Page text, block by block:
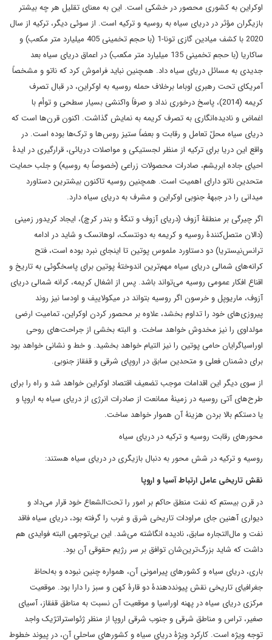
اوکراین به کشوری محصور در خشکی است. این به معنای تقلیل هر چه بیشتر
بازیگران مؤثر در دریای سیاه به روسیه و ترکیه است. از سوئی دیگر، ترکیه از سال
2020 با کشف میادین گازی تونا-1 (با حجم تخمینی 405 میلیارد متر مکعب) و
ساکاریا (با حجم تخمینی 135 میلیارد متر مکعب) در اعماق دریای سیاه بعد
جدیدی به مسائل دریای سیاه داد. همچنین نباید فراموش کرد که ناتو و مشخصاً
آمریکای تحت رهبری اوباما برخلاف حمله روسیه به اوکراین، در قبال تصرف
کریمه (2014)، پاسخ درخوری نداد و صرفاً واکنشی بسیار سطحی و توأم با
اغماض و نادیده‌انگاری به تصرف کریمه به نمایش گذاشت. اکنون قرن‌ها است که
دریای سیاه محلّ تعامل و رقابت و بعضاً ستیز روس‌ها و ترک‌ها بوده است. در
واقع این دریا برای ترکیه از منظر لجستیکی و مواصلات دریائی، قرارگیری در ایدۀ
احیای جاده ابریشم، صادرات محصولات زراعی (خصوصاً به روسیه) و جلب حمایت
متحدین ناتو دارای اهمیت است. همچنین روسیه تاکنون بیشترین دستاورد
میدانی را در جبهۀ جنوبی اوکراین و مشرف به دریای سیاه دارد.
اگر چیرگی بر منطقۀ آزوف (دریای آزوف و تنگۀ و بندر کرچ)، ایجاد کریدور زمینی
(دالان متصل‌کنندۀ روسیه و کریمه به دونتسک، لوهانسک و شاید در ادامه
ترانس‌نیستریا) دو دستاورد ملموس پوتین تا اینجای نبرد بوده است، فتح
کرانه‌های شمالی دریای سیاه مهم‌ترین اندوختۀ پوتین برای پاسخگوئی به تاریخ و
اقناع افکار عمومی روسیه می‌تواند باشد. پس از اشغال کریمه، کرانه شمالی دریای
آزوف، ماریوپل و خرسون اگر روسیه بتواند در میکولاییف و اودسا نیز روند
پیروزی‌های خود را تداوم بخشد، علاوه بر محصور کردن اوکراین، تمامیت ارضی
مولداوی را نیز مخدوش خواهد ساخت. و البته بخشی از جراحت‌های روحی
اوراسیاگرایان حامی پوتین را نیز التیام خواهد بخشید. و خط و نشانی خواهد بود
برای دشمنان فعلی و متحدین سابق در اروپای شرقی و قفقاز جنوبی.
از سوی دیگر این اقدامات موجب تضعیف اقتصاد اوکراین خواهد شد و راه را برای
طرح‌های آتی روسیه در زمینۀ ممانعت از صادرات انرژی از دریای سیاه به اروپا و
یا دستکم بالا بردن هزینۀ آن هموار خواهد ساخت.
محورهای رقابت روسیه و ترکیه در دریای سیاه
روسیه و ترکیه در شش محور به دنبال بازیگری در دریای سیاه هستند:
نقش تاریخی عامل ارتباط آسیا و اروپا
در قرن بیستم که نفت منطق حاکم بر امور را تحت‌الشعاع خود قرار می‌داد و
دیواری آهنین جای مراودات تاریخی شرق و غرب را گرفته بود، دریای سیاه فاقد
نفت و مال‌التجاره سابق، نادیده انگاشته می‌شد. این بی‌توجهی البته فوایدی هم
داشت که شاید بزرگ‌ترین‌شان توافق بر سر رژیم حقوقی آن بود.
باری، دریای سیاه و کشورهای پیرامونی آن، همواره چنین نبوده و به‌لحاظ
جغرافیای تاریخی نقش پیونددهندۀ دو قارۀ کهن و سبز را دارا بود. موقعیت
مرکزی دریای سیاه در پهنه اوراسیا و موقعیت آن نسبت به مناطق قفقاز، آسیای
صغیر، تراس و مناطق شرقی و جنوب شرقی اروپا از منظر ژئواستراتژیک واجد
توجه ویژه است. کارکرد ویژۀ دریای سیاه و کشورهای ساحلی آن، در پیوند خطوط